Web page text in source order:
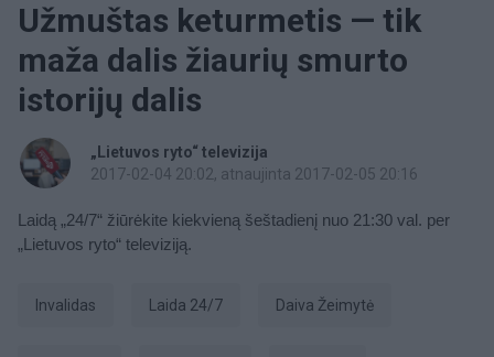
Užmuštas keturmetis — tik
maža dalis žiaurių smurto
istorijų dalis
„Lietuvos ryto“ televizija
2017-02-04 20:02, atnaujinta 2017-02-05 20:16
Laidą „24/7“ žiūrėkite kiekvieną šeštadienį nuo 21:30 val. per
„Lietuvos ryto“ televiziją.
invalidas Laida 24/7 Daiva Žeimytė